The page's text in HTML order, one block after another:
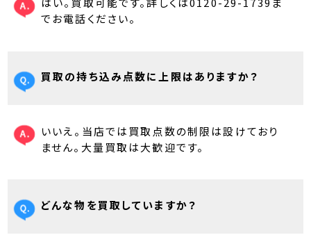
でお電話ください。
買取の持ち込み点数に上限はありますか？
いいえ。当店では買取点数の制限は設けており
ません。大量買取は大歓迎です。
どんな物を買取していますか？